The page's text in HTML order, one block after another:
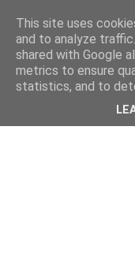
This site uses
and to analyze
shared with Google
metrics to ensure
statistics, and to